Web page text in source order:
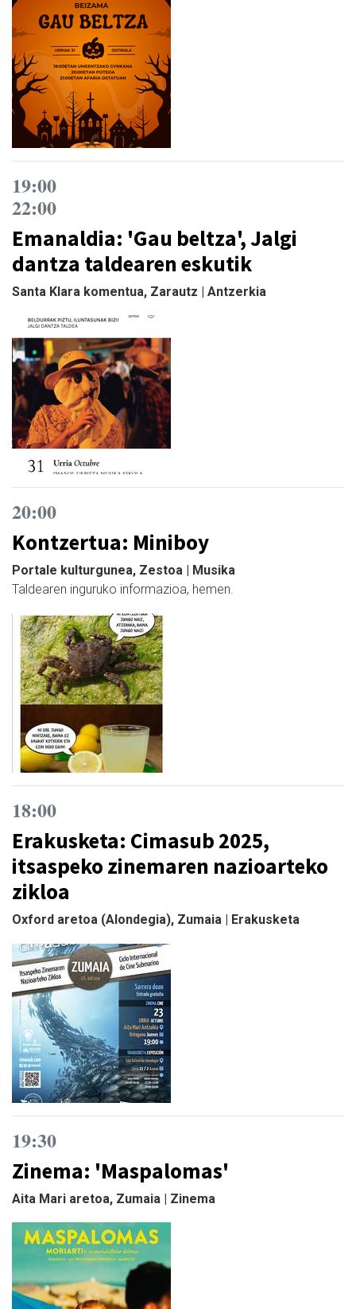
19:00
22:00
Emanaldia: 'Gau beltza', Jalgi
dantza taldearen eskutik
Santa Klara komentua, Zarautz | Antzerkia
20:00
Kontzertua: Miniboy
Portale kulturgunea, Zestoa | Musika
Taldearen inguruko informazioa, hemen.
18:00
Erakusketa: Cimasub 2025,
itsaspeko zinemaren nazioarteko
zikloa
Oxford aretoa (Alondegia), Zumaia | Erakusketa
19:30
Zinema: 'Maspalomas'
Aita Mari aretoa, Zumaia | Zinema